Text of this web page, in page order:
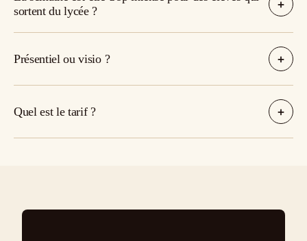
sortent du lycée ?
Présentiel ou visio ?
Quel est le tarif ?